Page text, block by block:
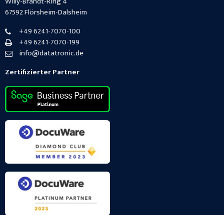
67592Flörsheim-Dalsheim
+49 6241-7070-100
+49 6241-7070-199
info@datatronic.de
Zertifizierter Partner